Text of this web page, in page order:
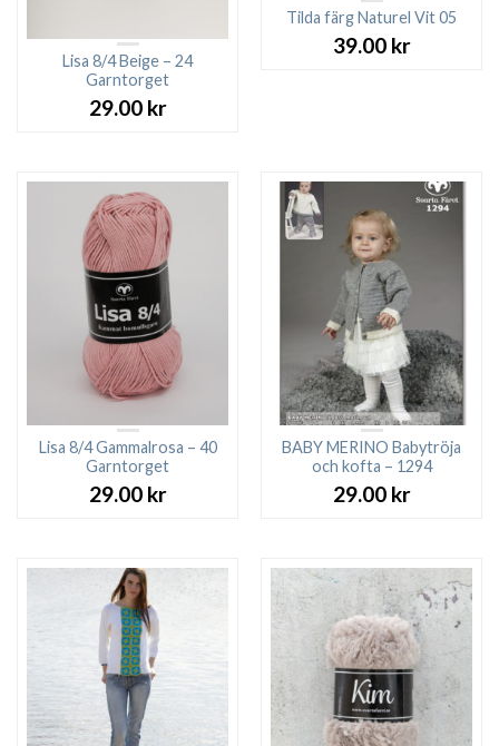
Lisa 8/4 Beige – 24
Garntorget
29.00 kr
Tilda färg Naturel Vit 05
39.00 kr
Lisa 8/4 Gammalrosa – 40
Garntorget
29.00 kr
BABY MERINO Babytröja
och kofta – 1294
29.00 kr